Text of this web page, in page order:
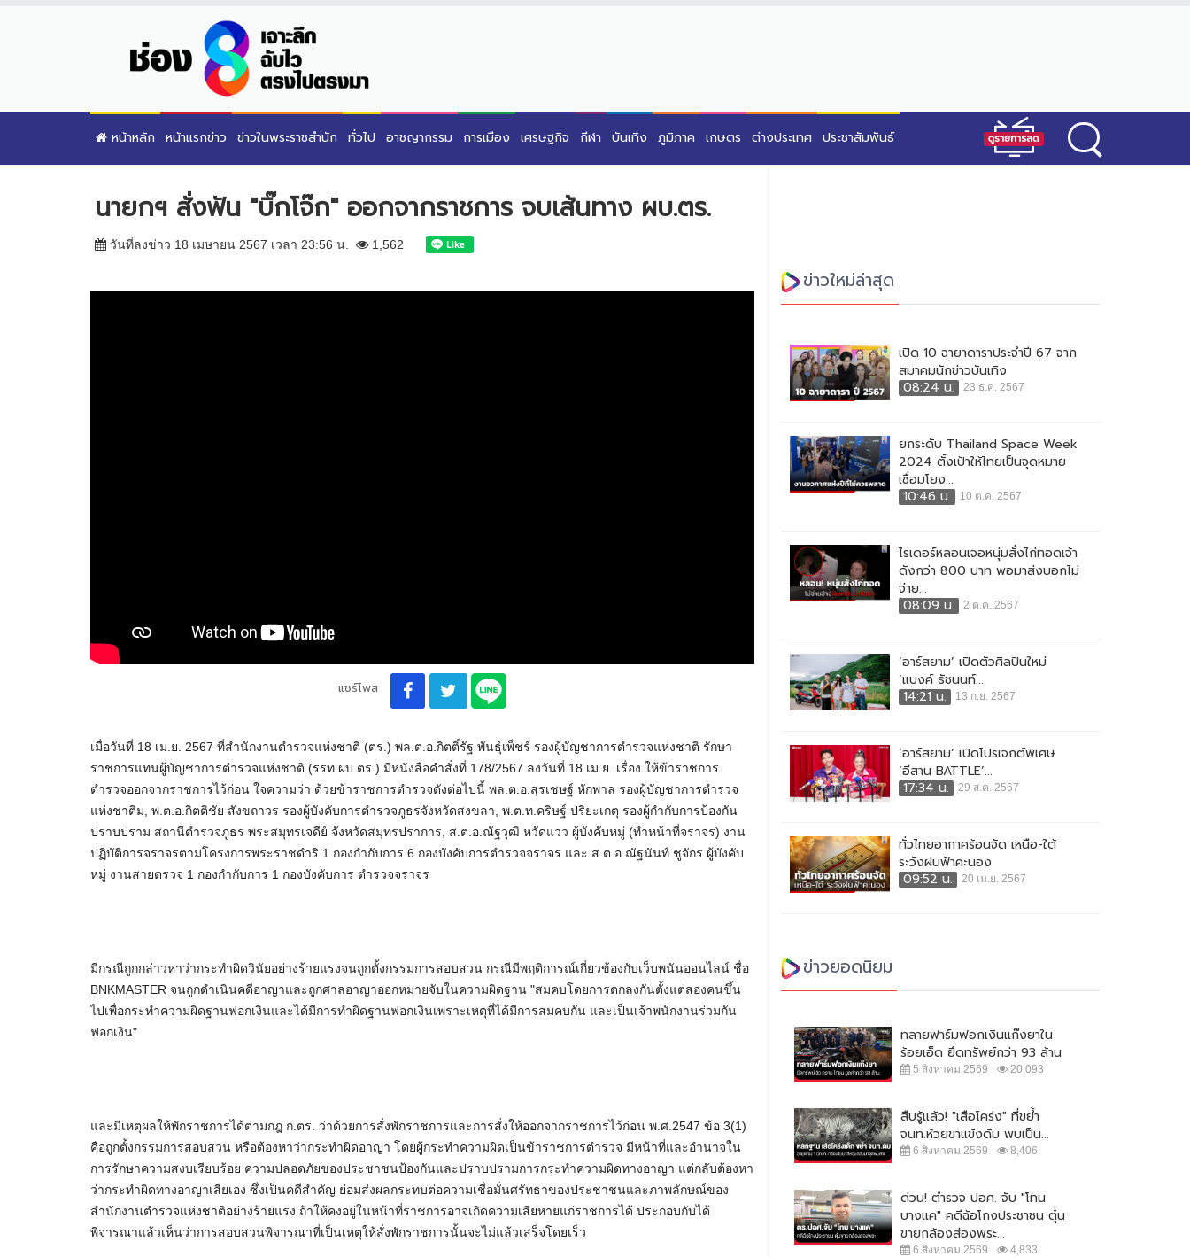
หน้าหลัก หน้าแรกข่าว ข่าวในพระราชสำนัก ทั่วไป อาชญากรรม การเมือง เศรษฐกิจ กีฬา บันเทิง ภูมิภาค เกษตร ต่างประเทศ ประชาสัมพันธ์
นายกฯ สั่งฟัน "บิ๊กโจ๊ก" ออกจากราชการ จบเส้นทาง ผบ.ตร.
วันที่ลงข่าว 18 เมษายน 2567 เวลา 23:56 น. 1,562
แชร์โพส
เมื่อวันที่ 18 เม.ย. 2567 ที่สำนักงานตำรวจแห่งชาติ (ตร.) พล.ต.อ.กิตติ์รัฐ พันธุ์เพ็ชร์ รองผู้บัญชาการตำรวจแห่งชาติ รักษา
ราชการแทนผู้บัญชาการตำรวจแห่งชาติ (รรท.ผบ.ตร.) มีหนังสือคำสั่งที่ 178/2567 ลงวันที่ 18 เม.ย. เรื่อง ให้ข้าราชการ
ตำรวจออกจากราชการไว้ก่อน ใจความว่า ด้วยข้าราชการตำรวจดังต่อไปนี้ พล.ต.อ.สุรเชษฐ์ หักพาล รองผู้บัญชาการตำรวจ
แห่งชาติม, พ.ต.อ.กิตติชัย สังขถาวร รองผู้บังคับการตำรวจภูธรจังหวัดสงขลา, พ.ต.ท.คริษฐ์ ปริยะเกตุ รองผู้กำกับการป้องกัน
ปราบปราม สถานีตำรวจภูธร พระสมุทรเจดีย์ จังหวัดสมุทรปราการ, ส.ต.อ.ณัฐวุฒิ หวัดแวว ผู้บังคับหมู่ (ทำหน้าที่จราจร) งาน
ปฏิบัติการจราจรตามโครงการพระราชดำริ 1 กองกำกับการ 6 กองบังคับการตำรวจจราจร และ ส.ต.อ.ณัฐนันท์ ชูจักร ผู้บังคับ
หมู่ งานสายตรวจ 1 กองกำกับการ 1 กองบังคับการ ตำรวจจราจร
มีกรณีถูกกล่าวหาว่ากระทำผิดวินัยอย่างร้ายแรงจนถูกตั้งกรรมการสอบสวน กรณีมีพฤติการณ์เกี่ยวข้องกับเว็บพนันออนไลน์ ชื่อ
BNKMASTER จนถูกดำเนินคดีอาญาและถูกศาลอาญาออกหมายจับในความผิดฐาน "สมคบโดยการตกลงกันตั้งแต่สองคนขึ้น
ไปเพื่อกระทำความผิดฐานฟอกเงินและได้มีการทำผิดฐานฟอกเงินเพราะเหตุที่ได้มีการสมคบกัน และเป็นเจ้าพนักงานร่วมกัน
ฟอกเงิน"
และมีเหตุผลให้พักราชการได้ตามกฎ ก.ตร. ว่าด้วยการสั่งพักราชการและการสั่งให้ออกจากราชการไว้ก่อน พ.ศ.2547 ข้อ 3(1)
คือถูกตั้งกรรมการสอบสวน หรือต้องหาว่ากระทำผิดอาญา โดยผู้กระทำความผิดเป็นข้าราชการตำรวจ มีหน้าที่และอำนาจใน
การรักษาความสงบเรียบร้อย ความปลอดภัยของประชาชนป้องกันและปราบปรามการกระทำความผิดทางอาญา แต่กลับต้องหา
ว่ากระทำผิดทางอาญาเสียเอง ซึ่งเป็นคดีสำคัญ ย่อมส่งผลกระทบต่อความเชื่อมั่นศรัทธาของประชาชนและภาพลักษณ์ของ
สำนักงานตำรวจแห่งชาติอย่างร้ายแรง ถ้าให้คงอยู่ในหน้าที่ราชการอาจเกิดความเสียหายแก่ราชการได้ ประกอบกับได้
พิจารณาแล้วเห็นว่าการสอบสวนพิจารณาที่เป็นเหตุให้สั่งพักราชการนั้นจะไม่แล้วเสร็จโดยเร็ว
ข่าวใหม่ล่าสุด
เปิด 10 ฉายาดาราประจำปี 67 จาก
สมาคมนักข่าวบันเทิง
08:24 น.
23 ธ.ค. 2567
ยกระดับ Thailand Space Week
2024 ตั้งเป้าให้ไทยเป็นจุดหมาย
เชื่อมโยง...
10:46 น.
10 ต.ค. 2567
ไรเดอร์หลอนเจอหนุ่มสั่งไก่ทอดเจ้า
ดังกว่า 800 บาท พอมาส่งบอกไม่
จ่าย...
08:09 น.
2 ต.ค. 2567
‘อาร์สยาม’ เปิดตัวศิลปินใหม่
‘แบงค์ ธัชนนท์...
14:21 น.
13 ก.ย. 2567
‘อาร์สยาม’ เปิดโปรเจกต์พิเศษ
‘อีสาน BATTLE’...
17:34 น.
29 ส.ค. 2567
ทั่วไทยอากาศร้อนจัด เหนือ-ใต้
ระวังฝนฟ้าคะนอง
09:52 น.
20 เม.ย. 2567
ข่าวยอดนิยม
ทลายฟาร์มฟอกเงินแก๊งยาใน
ร้อยเอ็ด ยึดทรัพย์กว่า 93 ล้าน
5 สิงหาคม 2569 20,093
สืบรู้แล้ว! "เสือโคร่ง" ที่ขย้ำ
จนท.ห้วยขาแข้งดับ พบเป็น...
6 สิงหาคม 2569 8,406
ด่วน! ตำรวจ ปอศ. จับ "โทน
บางแค" คดีฉ้อโกงประชาชน ตุ๋น
ขายกล้องส่องพระ...
6 สิงหาคม 2569 4,833